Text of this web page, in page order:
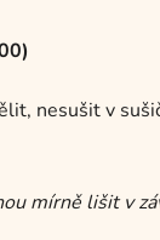
nesušit v
mírně lišit v